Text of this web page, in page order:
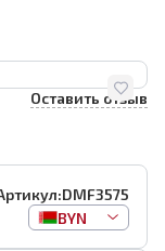
Оставить отзыв
DMF3575
BYN